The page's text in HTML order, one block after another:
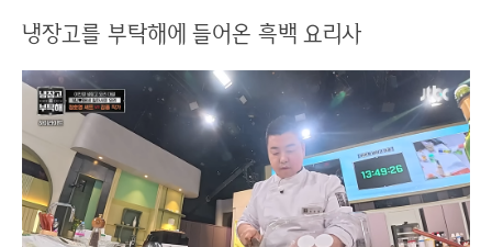
냉장고를 부탁해에 들어온 흑백 요리사